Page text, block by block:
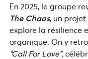
En 2025, le groupe
The Chaos, un
explore la résilience
organique. On y
“Call For Love”,